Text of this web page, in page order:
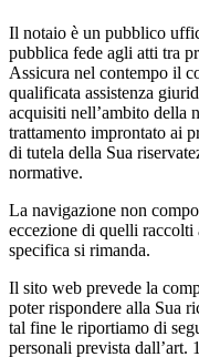
Il notaio è un pubblico
pubblica fede agli atti tra
Assicura nel contempo il
qualificata assistenza
acquisiti nell’ambito della
trattamento improntato ai
di tutela della Sua
normative.
La navigazione non
eccezione di quelli raccolti
specifica si rimanda.
Il sito web prevede la
poter rispondere alla Sua
tal fine le riportiamo di
personali prevista dall’art.